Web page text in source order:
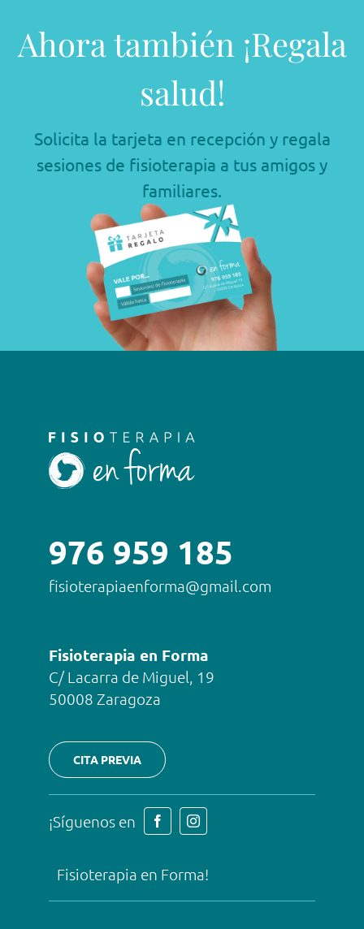
Ahora también ¡Regala
salud!
Solicita la tarjeta en recepción y regala
sesiones de fisioterapia a tus amigos y
familiares.
976 959 185
fisioterapiaenforma@gmail.com
Fisioterapia en Forma
C/ Lacarra de Miguel, 19
50008 Zaragoza
CITA PREVIA
¡Síguenos en
Fisioterapia en Forma!